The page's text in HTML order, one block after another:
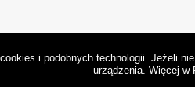
i podobnych technologii. Jeżeli
urządzenia. Więcej w